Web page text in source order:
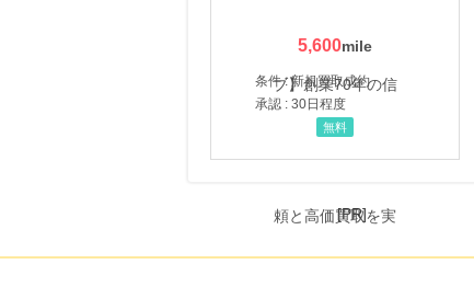
5,600
条件 : 新規買取成約
承認 : 30日程度
無料
[PR]